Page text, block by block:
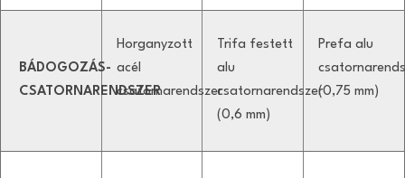
BÁDOGOZÁS-
CSATORNARENDSZER
Horganyzott
acél
csatornarendszer
Trifa festett
alu
csatornarendszer
(0,6 mm)
Prefa alu
(0,75 mm)